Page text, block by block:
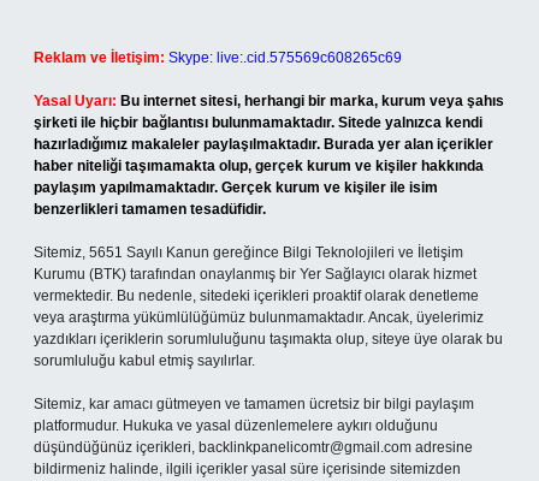
Reklam ve İletişim: Skype: live:.cid.575569c608265c69
Yasal Uyarı: Bu internet sitesi, herhangi bir marka, kurum veya şahıs
şirketi ile hiçbir bağlantısı bulunmamaktadır. Sitede yalnızca kendi
hazırladığımız makaleler paylaşılmaktadır. Burada yer alan içerikler
haber niteliği taşımamakta olup, gerçek kurum ve kişiler hakkında
paylaşım yapılmamaktadır. Gerçek kurum ve kişiler ile isim
benzerlikleri tamamen tesadüfidir.
Sitemiz, 5651 Sayılı Kanun gereğince Bilgi Teknolojileri ve İletişim
Kurumu (BTK) tarafından onaylanmış bir Yer Sağlayıcı olarak hizmet
vermektedir. Bu nedenle, sitedeki içerikleri proaktif olarak denetleme
veya araştırma yükümlülüğümüz bulunmamaktadır. Ancak, üyelerimiz
yazdıkları içeriklerin sorumluluğunu taşımakta olup, siteye üye olarak bu
sorumluluğu kabul etmiş sayılırlar.
Sitemiz, kar amacı gütmeyen ve tamamen ücretsiz bir bilgi paylaşım
platformudur. Hukuka ve yasal düzenlemelere aykırı olduğunu
düşündüğünüz içerikleri, backlinkpanelicomtr@gmail.com adresine
bildirmeniz halinde, ilgili içerikler yasal süre içerisinde sitemizden